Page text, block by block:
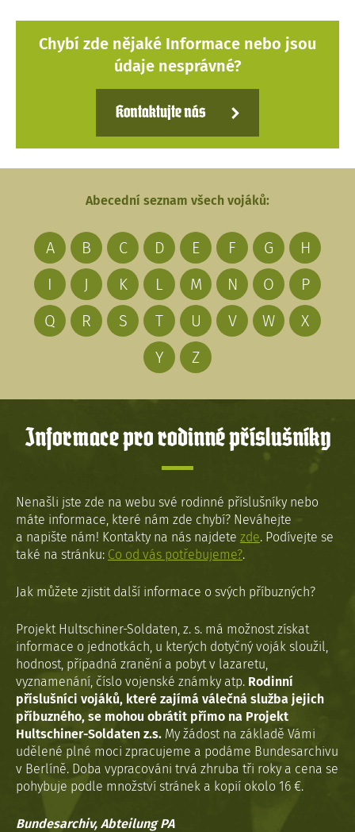
Chybí zde nějaké Informace nebo jsou
údaje nesprávné?
Kontaktujte nás
Abecední seznam všech vojáků:
A B C D E F G
H
I
J K L M N O
P
Q
R S T U V W
X
Y
Z
Informace pro rodinné příslušníky
Nenašli jste zde na webu své rodinné příslušníky nebo
máte informace, které nám zde chybí? Neváhejte
a napište nám! Kontakty na nás najdete zde. Podívejte se
také na stránku: Co od vás potřebujeme?.
Jak můžete zjistit další informace o svých příbuzných?
Projekt Hultschiner-Soldaten, z. s. má možnost získat
informace o jednotkách, u kterých dotyčný voják sloužil,
hodnost, případná zranění a pobyt v lazaretu,
vyznamenání, číslo vojenské známky atp. Rodinní
příslušníci vojáků, které zajímá válečná služba jejich
příbuzného, se mohou obrátit přímo na Projekt
Hultschiner-Soldaten z.s. My žádost na základě Vámi
udělené plné moci zpracujeme a podáme Bundesarchivu
v Berlíně. Doba vypracováni trvá zhruba tři roky a cena se
pohybuje podle množství stránek a kopií okolo 16 €.
Bundesarchiv, Abteilung PA